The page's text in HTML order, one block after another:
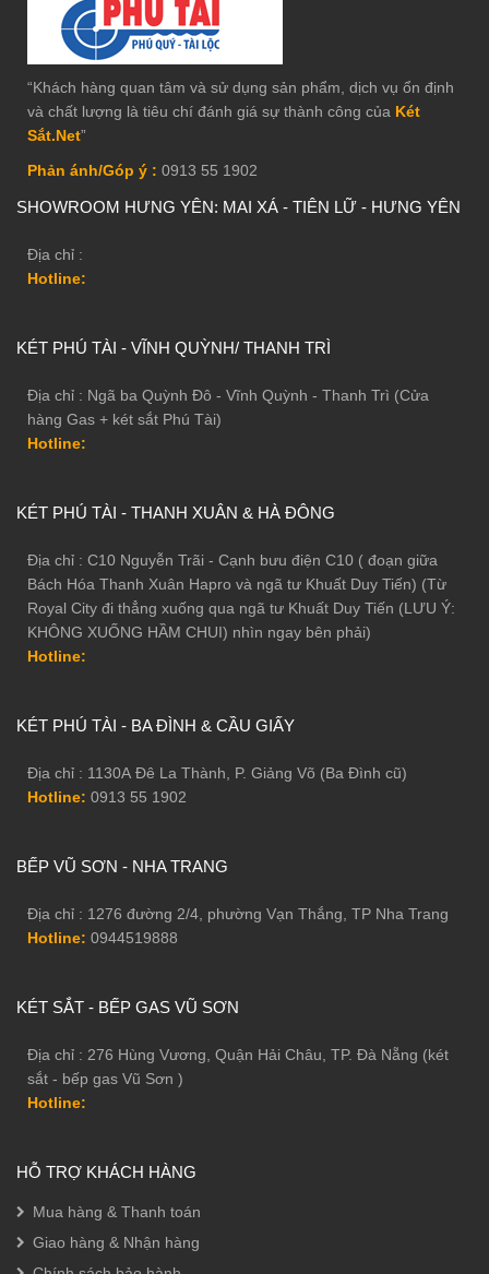
“Khách hàng quan tâm và sử dụng sản phẩm, dịch vụ ổn định
và chất lượng là tiêu chí đánh giá sự thành công của Két
Sắt.Net”
Phản ánh/Góp ý : 0913 55 1902
SHOWROOM HƯNG YÊN: MAI XÁ - TIÊN LỮ - HƯNG YÊN
Địa chỉ :
Hotline:
KÉT PHÚ TÀI - VĨNH QUỲNH/ THANH TRÌ
Địa chỉ : Ngã ba Quỳnh Đô - Vĩnh Quỳnh - Thanh Trì (Cửa
hàng Gas + két sắt Phú Tài)
Hotline:
KÉT PHÚ TÀI - THANH XUÂN & HÀ ĐÔNG
Địa chỉ : C10 Nguyễn Trãi - Cạnh bưu điện C10 ( đoạn giữa
Bách Hóa Thanh Xuân Hapro và ngã tư Khuất Duy Tiến) (Từ
Royal City đi thẳng xuống qua ngã tư Khuất Duy Tiến (LƯU Ý:
KHÔNG XUỐNG HẦM CHUI) nhìn ngay bên phải)
Hotline:
KÉT PHÚ TÀI - BA ĐÌNH & CẦU GIẤY
Địa chỉ : 1130A Đê La Thành, P. Giảng Võ (Ba Đình cũ)
Hotline: 0913 55 1902
BẾP VŨ SƠN - NHA TRANG
Địa chỉ : 1276 đường 2/4, phường Vạn Thắng, TP Nha Trang
Hotline: 0944519888
KÉT SẮT - BẾP GAS VŨ SƠN
Địa chỉ : 276 Hùng Vương, Quận Hải Châu, TP. Đà Nẵng (két
sắt - bếp gas Vũ Sơn )
Hotline:
HỖ TRỢ KHÁCH HÀNG
Mua hàng & Thanh toán
Giao hàng & Nhận hàng